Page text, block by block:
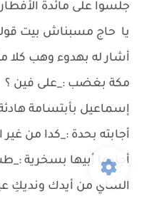
جلسوا على مائدة
يا حاج مسبناش بيت
أشار له بهدوء وهب كلا
مكة بغضب :_على فين ؟
إسماعيل بأبتسامة
أجابته بحدة :_كدا من غير
أجابها أبيها بسخرية
الشاي من أيدك ونديكِ